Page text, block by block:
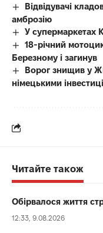
Відвідувачі
амброзію
У супермаркетах
18-річний
Березному і загинув
Ворог знищив у
німецькими
Читайте також
Обірвалося життя
12:33, 9.08.2026